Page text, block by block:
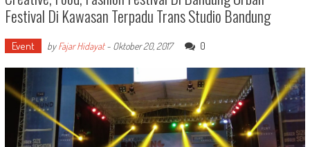
Festival Di Kawasan Terpadu Trans Studio Bandung
Event byFajar Hidayat- Oktober 20, 2017 0